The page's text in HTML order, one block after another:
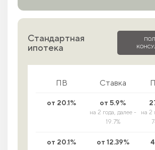
Стандартная
ипотека
ПВ Ставка
от 20.1% от 5.9%
на 2 года, далее -
19.7%
на 2
от 20.1% от 12.39%